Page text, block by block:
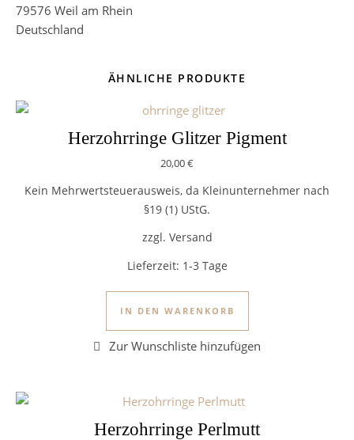
79576 Weil am Rhein
Deutschland
ÄHNLICHE PRODUKTE
Herzohrringe Glitzer Pigment
20,00€
Kein Mehrwertsteuerausweis, da Kleinunternehmer nach
§19 (1) UStG.
zzgl. Versand
Lieferzeit: 1-3 Tage
IN DEN WARENKORB
Herzohrringe Perlmutt